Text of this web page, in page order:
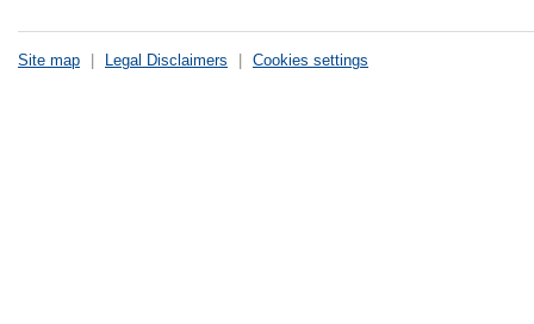
Site map Legal Disclaimers Cookies settings